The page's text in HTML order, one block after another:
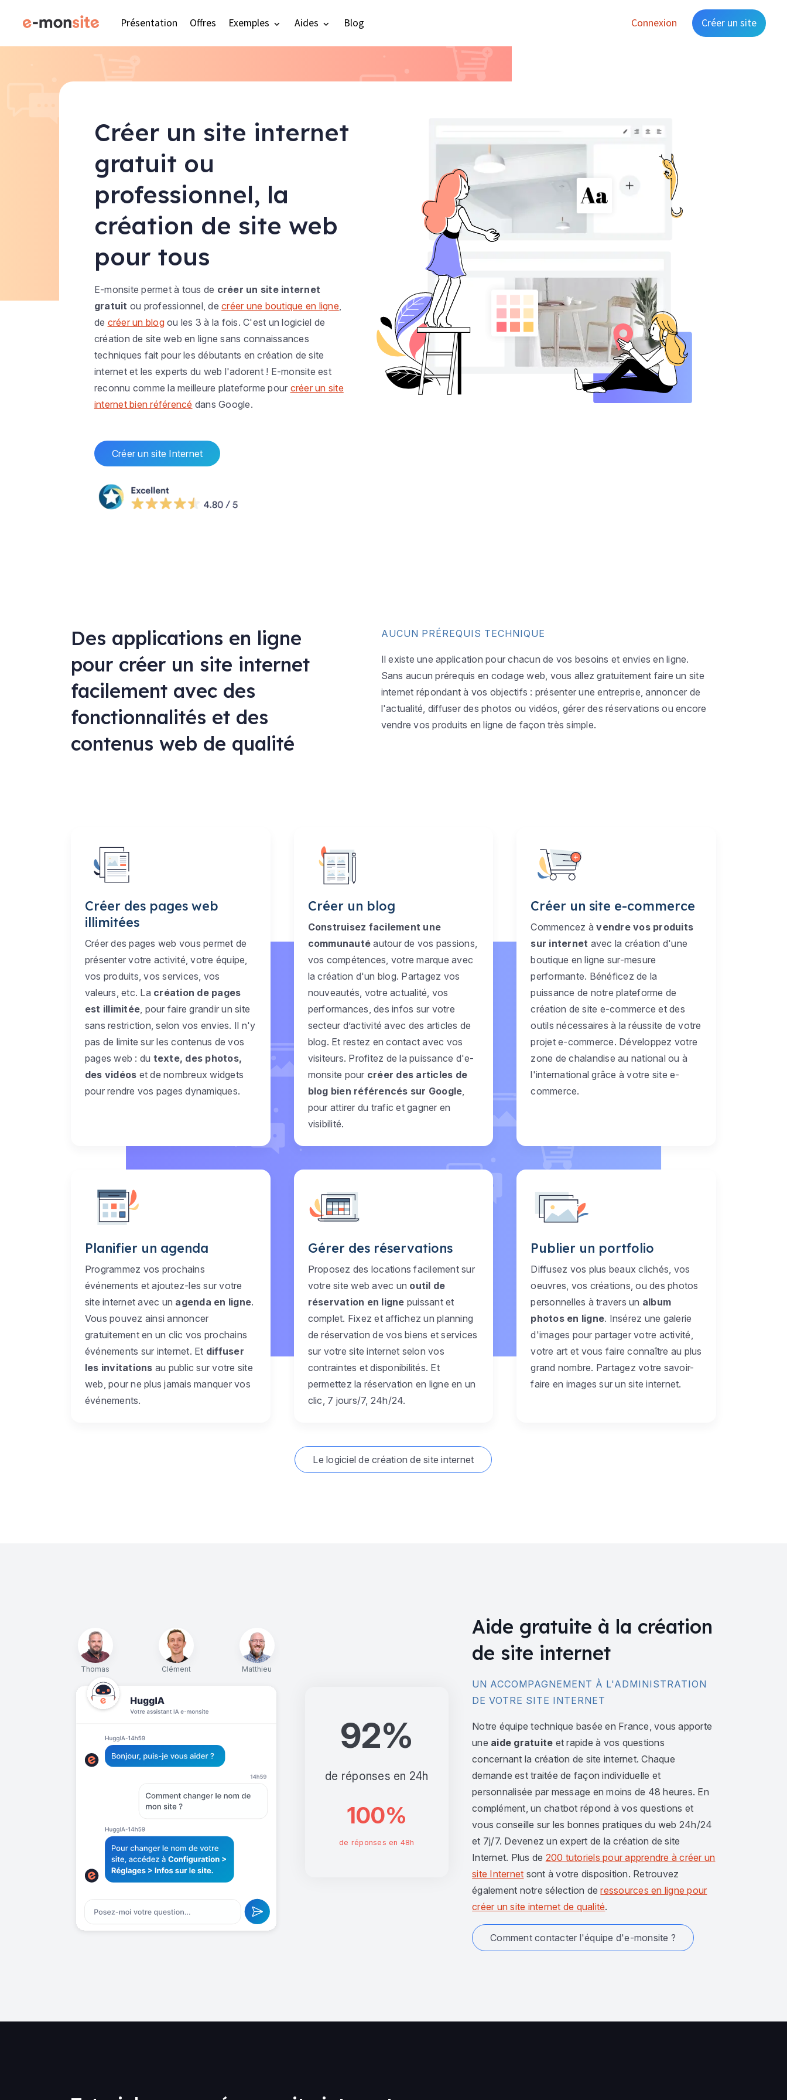
Présentation Offres Exemples Aides Blog Connexion Créer un site
Créer un site internet
gratuit ou
professionnel, la
création de site web
pour tous
E-monsite permet à tous de créer un site internet
gratuit ou professionnel, decréer une boutique en ligne,
de créer un blogou les 3 à la fois. C'est un logiciel de
création de site web en ligne sans connaissances
techniques fait pour les débutants en création de site
internet et les experts du web l'adorent ! E-monsite est
reconnu comme la meilleure plateforme pour créer un site
internet bien référencé dans Google.
Créer un site Internet
Des applications en ligne
pour créer un site internet
facilement avec des
fonctionnalités et des
contenus web de qualité
AUCUN PRÉREQUIS TECHNIQUE
Il existe une application pour chacun de vos besoins et envies en ligne.
Sans aucun prérequis en codage web, vous allez gratuitement faire un site
internet répondant à vos objectifs : présenter une entreprise, annoncer de
l'actualité, diffuser des photos ou vidéos, gérer des réservations ou encore
vendre vos produits en ligne de façon très simple.
Créer des pages web
illimitées
Créer des pages web vous permet de
présenter votre activité, votre équipe,
vos produits, vos services, vos
valeurs, etc. La création de pages
est illimitée , pour faire grandir un site
sans restriction, selon vos envies. Il n'y
pas de limite sur les contenus de vos
pages web : du texte, des photos,
des vidéos et de nombreux widgets
pour rendre vos pages dynamiques.
Créer un blog
Construisez facilement une
communauté autour de vos passions,
vos compétences, votre marque avec
la création d'un blog. Partagez vos
nouveautés, votre actualité, vos
performances, des infos sur votre
secteur d’activité avec des articles de
blog. Et restez en contact avec vos
visiteurs. Profitez de la puissance d'e-
monsite pour créer des articles de
blog bien référencés sur Google
pour attirer du trafic et gagner en
visibilité.
Créer un site e-commerce
Commencez àvendre vos produits
sur internet avec la création d'une
boutique en ligne sur-mesure
performante. Bénéficez de la
puissance de notre plateforme de
création de site e-commerce et des
outils nécessaires à la réussite de votre
projet e-commerce. Développez votre
zone de chalandise au national ou à
l'international grâce à votre site e-
commerce.
Planifier un agenda
Programmez vos prochains
événements et ajoutez-les sur votre
site internet avec un agenda en ligne.
Vous pouvez ainsi annoncer
gratuitement en un clic vos prochains
événements sur internet. Et diffuser
les invitations au public sur votre site
web, pour ne plus jamais manquer vos
événements.
Gérer des réservations
Proposez des locations facilement sur
votre site web avec un outil de
réservation en ligne puissant et
complet. Fixez et affichez un planning
de réservation de vos biens et services
sur votre site internet selon vos
contraintes et disponibilités. Et
permettez la réservation en ligne en un
clic, 7 jours/7, 24h/24.
Publier un portfolio
Diffusez vos plus beaux clichés, vos
oeuvres, vos créations, ou des photos
personnelles à travers un album
photos en ligne. Insérez une galerie
d'images pour partager votre activité,
votre art et vous faire connaître au plus
grand nombre. Partagez votre savoir-
faire en images sur un site internet.
Le logiciel de création de site internet
Thomas Clément Matthieu
92%
de réponses en 24h
100%
de réponses en 48h
Aide gratuite à la création
de site internet
UN ACCOMPAGNEMENT À L'ADMINISTRATION
DE VOTRE SITE INTERNET
Notre équipe technique basée en France, vous apporte
une aide gratuite et rapide à vos questions
concernant la création de site internet. Chaque
demande est traitée de façon individuelle et
personnalisée par message en moins de 48 heures. En
complément, un chatbot répond à vos questions et
vous conseille sur les bonnes pratiques du web 24h/24
et 7j/7. Devenez un expert de la création de site
Internet. Plus de 200 tutoriels pour apprendre à créer un
site Internet sont à votre disposition. Retrouvez
également notre sélection deressources en ligne pour
créer un site internet de qualité.
Comment contacter l'équipe d'e-monsite ?